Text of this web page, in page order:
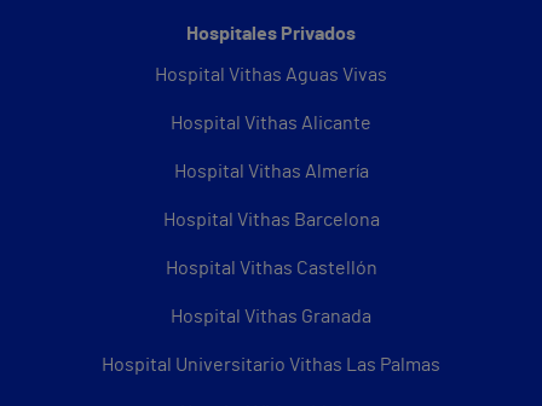
Hospitales Privados
Hospital Vithas Aguas Vivas
Hospital Vithas Alicante
Hospital Vithas Almería
Hospital Vithas Barcelona
Hospital Vithas Castellón
Hospital Vithas Granada
Hospital Universitario Vithas Las Palmas